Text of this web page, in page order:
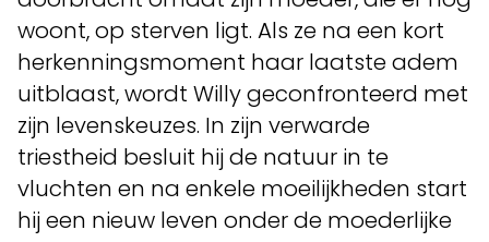
woont, op sterven ligt. Als ze na een kort
herkenningsmoment haar laatste adem
uitblaast, wordt Willy geconfronteerd met
zijn levenskeuzes. In zijn verwarde
triestheid besluit hij de natuur in te
vluchten en na enkele moeilijkheden start
hij een nieuw leven onder de moederlijke